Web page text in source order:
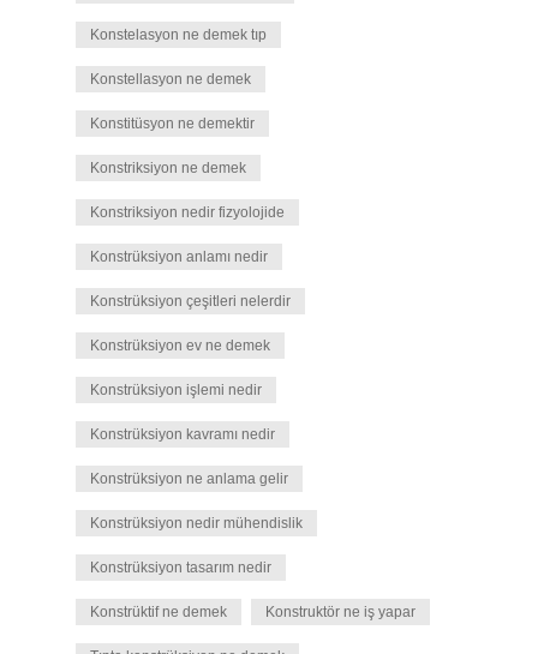
Konstelasyon ne demek tıp
Konstellasyon ne demek
Konstitüsyon ne demektir
Konstriksiyon ne demek
Konstriksiyon nedir fizyolojide
Konstrüksiyon anlamı nedir
Konstrüksiyon çeşitleri nelerdir
Konstrüksiyon ev ne demek
Konstrüksiyon işlemi nedir
Konstrüksiyon kavramı nedir
Konstrüksiyon ne anlama gelir
Konstrüksiyon nedir mühendislik
Konstrüksiyon tasarım nedir
Konstrüktif ne demek Konstruktör ne iş yapar